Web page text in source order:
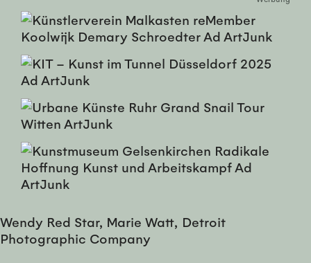
Wendy Red Star, Marie Watt, Detroit
Photographic Company